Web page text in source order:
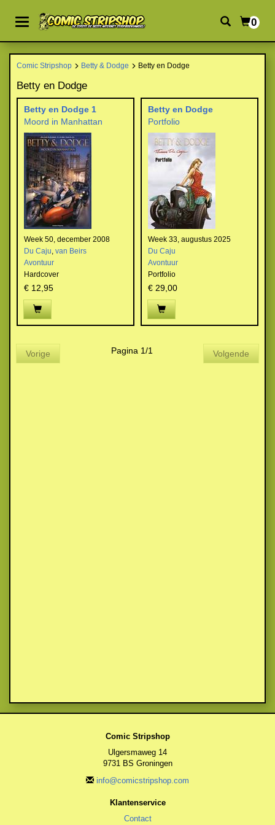
0
Comic Stripshop Betty & Dodge Betty en Dodge
Betty en Dodge
Betty en Dodge 1
Moord in Manhattan
Week 50, december 2008
Du Caju, van Beirs
Avontuur
Hardcover
€ 12,95
Betty en Dodge
Portfolio
Week 33, augustus 2025
Du Caju
Avontuur
Portfolio
€ 29,00
Vorige Pagina 1/1 Volgende
Comic Stripshop
Ulgersmaweg 14
9731 BS Groningen
info@comicstripshop.com
Klantenservice
Contact